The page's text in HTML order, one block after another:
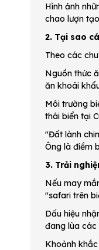
Hình ảnh
chao lượn
2. Tại sao
Theo các
Nguồn thức
ăn khoái
Môi trường
thái biển tại
"Đất lành
Ông là điềm
3. Trải
Nếu may
"safari trên
Dấu hiệu
đang lùa các
Khoảnh